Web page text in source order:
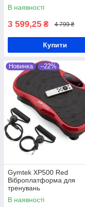
В наявності
3 599,25 ₴ 4 799 ₴
Купити
Новинка –22%
Gymtek XP500 Red
Віброплатформа для
тренувань
В наявності